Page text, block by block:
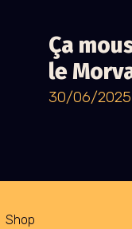
Ça
le
30/06/2025
Shop